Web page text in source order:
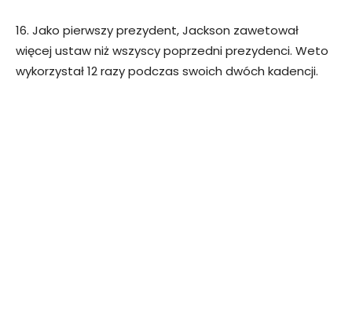
16. Jako pierwszy prezydent, Jackson zawetował
więcej ustaw niż wszyscy poprzedni prezydenci. Weto
wykorzystał 12 razy podczas swoich dwóch kadencji.